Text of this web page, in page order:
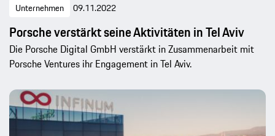
Unternehmen 09.11.2022
Porsche verstärkt seine Aktivitäten in Tel Aviv
Die Porsche Digital GmbH verstärkt in Zusammenarbeit mit
Porsche Ventures ihr Engagement in Tel Aviv.